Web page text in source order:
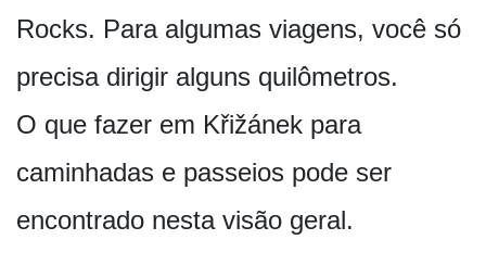
Rocks. Para algumas viagens, você só
precisa dirigir alguns quilômetros.
O que fazer em Křižánek para
caminhadas e passeios pode ser
encontrado nesta visão geral.